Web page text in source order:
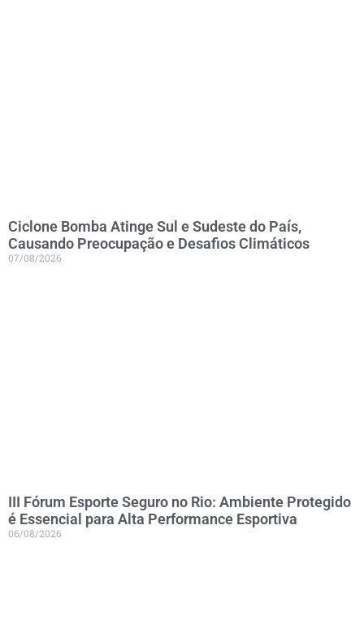
Ciclone Bomba Atinge Sul e Sudeste do País,
Causando Preocupação e Desafios Climáticos
07/08/2026
III Fórum Esporte Seguro no Rio: Ambiente Protegido
é Essencial para Alta Performance Esportiva
06/08/2026